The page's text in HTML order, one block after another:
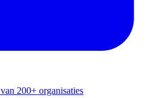
200+ organisaties